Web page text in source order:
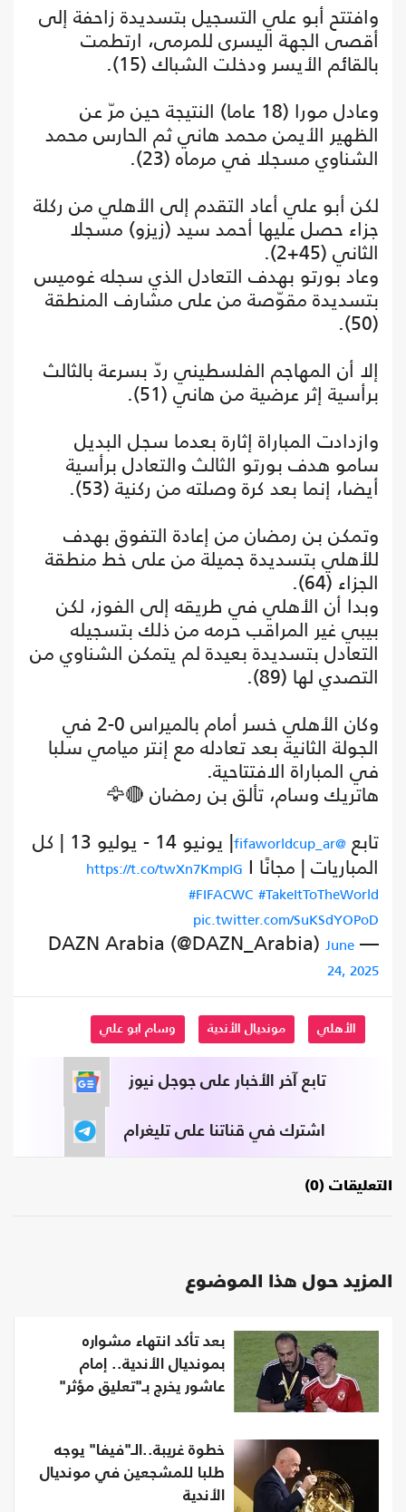
وافتتح أبو علي التسجيل بتسديدة زاحفة إلى
أقصى الجهة اليسرى للمرمى، ارتطمت
بالقائم الأيسر ودخلت الشباك (15).
وعادل مورا (18 عاما) النتيجة حين مرّ عن
الظهير الأيمن محمد هاني ثم الحارس محمد
الشناوي مسجلا في مرماه (23).
لكن أبو علي أعاد التقدم إلى الأهلي من ركلة
جزاء حصل عليها أحمد سيد (زيزو) مسجلا
الثاني (45+2).
وعاد بورتو بهدف التعادل الذي سجله غوميس
بتسديدة مقوّصة من على مشارف المنطقة
(50).
إلا أن المهاجم الفلسطيني ردّ بسرعة بالثالث
برأسية إثر عرضية من هاني (51).
وازدادت المباراة إثارة بعدما سجل البديل
سامو هدف بورتو الثالث والتعادل برأسية
أيضا، إنما بعد كرة وصلته من ركنية (53).
وتمكن بن رمضان من إعادة التفوق بهدف
للأهلي بتسديدة جميلة من على خط منطقة
الجزاء (64).
وبدا أن الأهلي في طريقه إلى الفوز، لكن
بيبي غير المراقب حرمه من ذلك بتسجيله
التعادل بتسديدة بعيدة لم يتمكن الشناوي من
التصدي لها (89).
وكان الأهلي خسر أمام بالميراس 0-2 في
الجولة الثانية بعد تعادله مع إنتر ميامي سلبا
في المباراة الافتتاحية.
هاتريك وسام، تألق بن رمضان 🔴🦅
تابع @fifaworldcup_ar
| يونيو 14 - يوليو 13 | كل
المباريات | مجانًا
https://t.co/twXn7KmpIG I
#FIFACWC #TakeItToTheWorld
pic.twitter.com/SuKSdYOPoD
— DAZN Arabia (@DAZN_Arabia)
June
24, 2025
الأهلي مونديال الأندية وسام ابو علي
تابع آخر الأخبار على جوجل نيوز
اشترك في قناتنا على تليغرام
التعليقات (0)
المزيد حول هذا الموضوع
بعد تأكد انتهاء مشواره
بمونديال الأندية.. إمام
عاشور يخرج بـ"تعليق مؤثر"
خطوة غريبة..الـ"فيفا" يوجه
طلبا للمشجعين في مونديال
الأندية